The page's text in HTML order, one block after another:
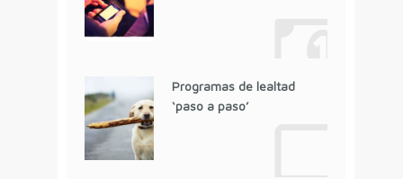
Programas de lealtad
‘paso a paso’